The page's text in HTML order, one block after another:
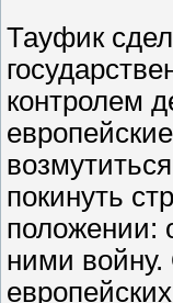
Тауфик
контролем
покинуть
положении:
ними